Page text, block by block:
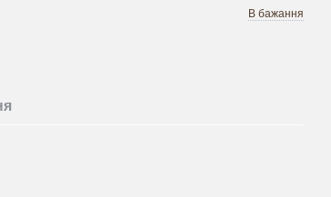
В бажання